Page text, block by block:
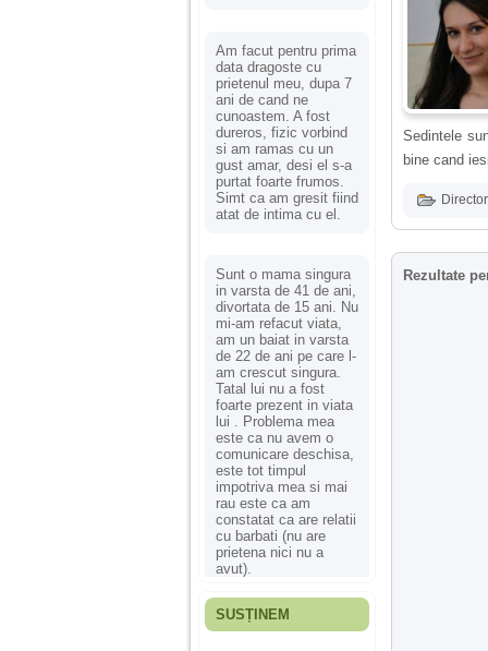
Am facut pentru prima
data dragoste cu
prietenul meu, dupa 7
ani de cand ne
cunoastem. A fost
dureros, fizic vorbind
si am ramas cu un
gust amar, desi el s-a
purtat foarte frumos.
Simt ca am gresit fiind
atat de intima cu el.
Sunt o mama singura
in varsta de 41 de ani,
divortata de 15 ani. Nu
mi-am refacut viata,
am un baiat in varsta
de 22 de ani pe care l-
am crescut singura.
Tatal lui nu a fost
foarte prezent in viata
lui . Problema mea
este ca nu avem o
comunicare deschisa,
este tot timpul
impotriva mea si mai
rau este ca am
constatat ca are relatii
cu barbati (nu are
prietena nici nu a
avut).
Fiica mea s-a nascut
SUSȚINEM
Sedintele
bine cand
Rezultate